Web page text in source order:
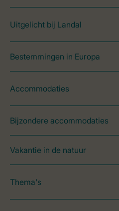
Uitgelicht bij Landal
Bestemmingen in Europa
Accommodaties
Bijzondere accommodaties
Vakantie in de natuur
Thema's